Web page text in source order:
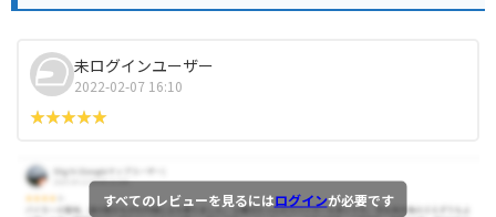
未ログインユーザー
2022-02-07 16:10
すべてのレビューを見るにはログインが必要です